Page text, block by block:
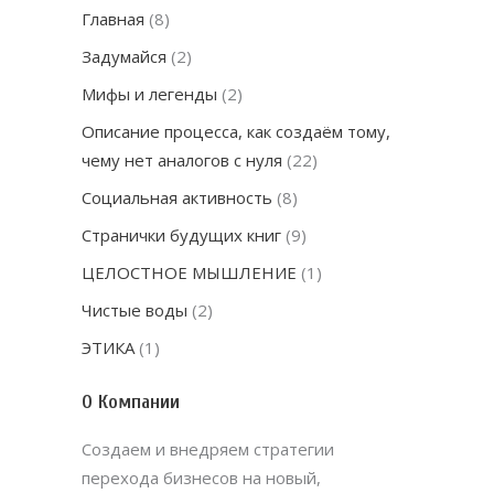
Главная (8)
Задумайся (2)
Мифы и легенды (2)
Описание процесса, как создаём тому,
чему нет аналогов с нуля (22)
Социальная активность (8)
Странички будущих книг (9)
ЦЕЛОСТНОЕ МЫШЛЕНИЕ (1)
Чистые воды (2)
ЭТИКА (1)
О Компании
Создаем и внедряем стратегии
перехода бизнесов на новый,